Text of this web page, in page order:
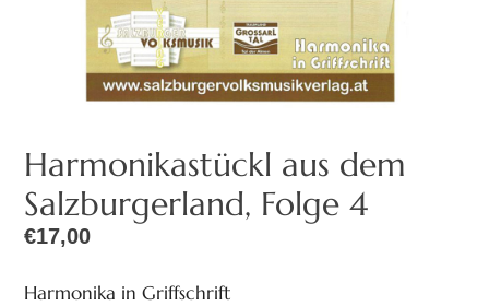
Harmonikastückl aus dem
Salzburgerland, Folge 4
€17,00
Harmonika in Griffschrift